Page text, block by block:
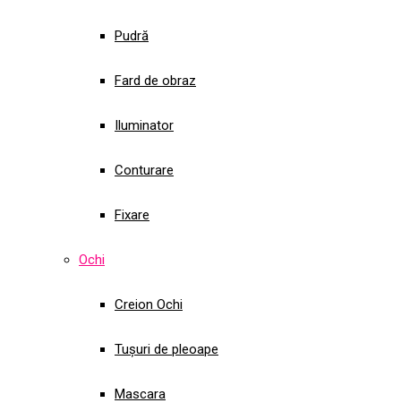
Pudră
Fard de obraz
Iluminator
Conturare
Fixare
Ochi
Creion Ochi
Tușuri de pleoape
Mascara